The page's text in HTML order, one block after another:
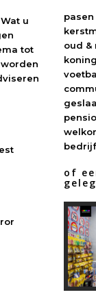
u
tot
pasen
oud &
of